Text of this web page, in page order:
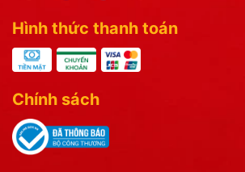
Hình thức thanh toán
Chính sách